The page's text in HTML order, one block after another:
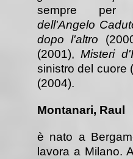
sempre
dell'Angelo
dopo l'altro
(2001),Misteri
sinistro del cuore
(2004).
Montanari, Raul
è nato a
lavora a Milano.